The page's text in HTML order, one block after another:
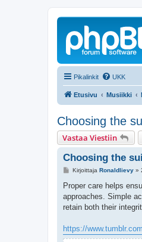
Pikalinkit UKK
Etusivu Musiikki
Choosing the
Vastaa Viestiin
Choosing the
V
e
t
i
Kirjoittaja Ronaldlievy»
Proper care helps
approaches. Simple
retain both their
https://